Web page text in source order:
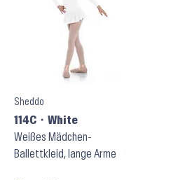
Sheddo
114C ⬝ White
Weißes Mädchen-
Ballettkleid, lange Arme